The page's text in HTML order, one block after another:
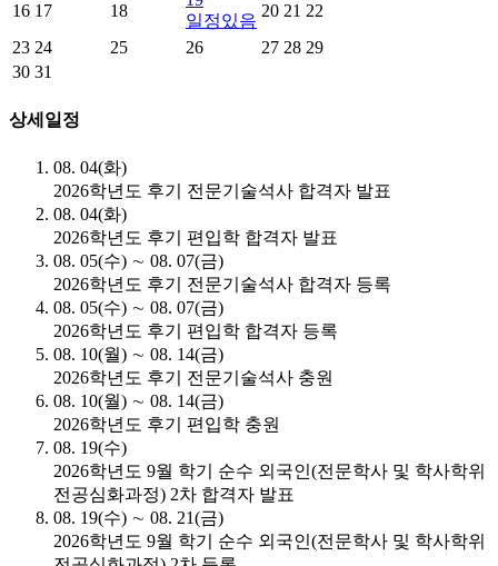
16 17 18
일정있음
20 21 22
23 24 25 26 27 28 29
30 31
상세일정
08. 04(화)
2026학년도 후기 전문기술석사 합격자 발표
08. 04(화)
2026학년도 후기 편입학 합격자 발표
08. 05(수) ∼ 08. 07(금)
2026학년도 후기 전문기술석사 합격자 등록
08. 05(수) ∼ 08. 07(금)
2026학년도 후기 편입학 합격자 등록
08. 10(월) ∼ 08. 14(금)
2026학년도 후기 전문기술석사 충원
08. 10(월) ∼ 08. 14(금)
2026학년도 후기 편입학 충원
08. 19(수)
2026학년도 9월 학기 순수 외국인(전문학사 및 학사학위
전공심화과정) 2차 합격자 발표
08. 19(수) ∼ 08. 21(금)
2026학년도 9월 학기 순수 외국인(전문학사 및 학사학위